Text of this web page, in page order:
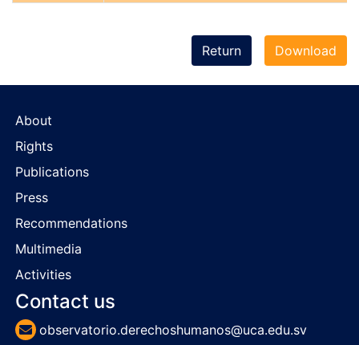
Download
Return
About
Rights
Publications
Press
Recommendations
Multimedia
Activities
Contact us
observatorio.derechoshumanos@uca.edu.sv